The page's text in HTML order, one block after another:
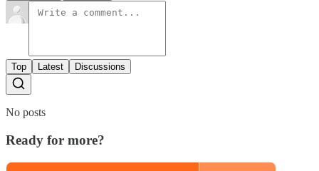
Top Latest Discussions
No posts
Ready for more?